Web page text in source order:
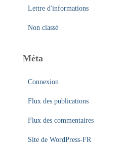
Lettre d'informations
Non classé
Méta
Connexion
Flux des publications
Flux des commentaires
Site de WordPress-FR